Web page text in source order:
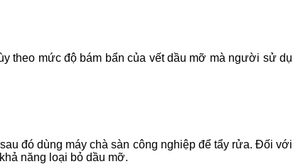
theo mức độ bám bẩn của vết dầu mỡ mà người sử dụ
đó dùng máy chà sàn công nghiệp để tẩy rửa. Đối với
năng loại bỏ dầu mỡ.